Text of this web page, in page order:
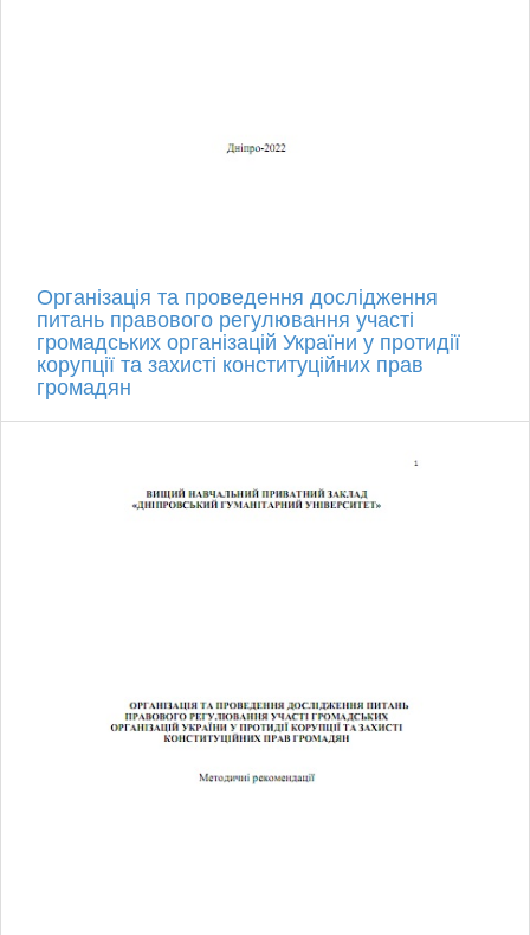
Організація та проведення дослідження
питань правового регулювання участі
громадських організацій України у протидії
корупції та захисті конституційних прав
громадян